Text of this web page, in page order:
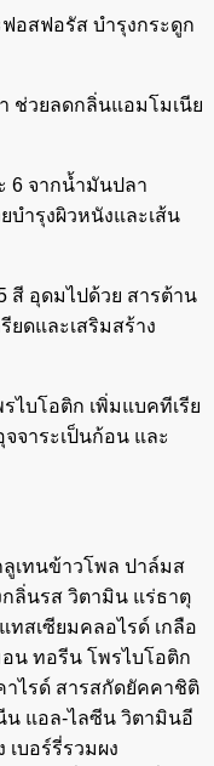
อสฟอรัส บำรุงกระดูก
ช่วยลดกลิ่นแอมโมเนีย
6 จากน้ำมันปลา
ำรุงผิวหนังและเส้น
สี อุดมไปด้วย สารต้าน
ดและเสริมสร้าง
ไบโอติก เพิ่มแบคทีเรีย
จาระเป็นก้อน และ
เทนข้าวโพล ปาล์มส
กลิ่นรส วิตามิน แร่ธาตุ
สเซียมคลอไรด์ เกลือ
น ทอรีน โพรไบโอติก
ไรด์ สารสกัดยัคคาชิติ
น แอล-ไลซีน วิตามินอี
บอร์รี่รวมผง